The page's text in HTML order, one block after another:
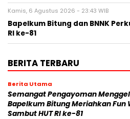
Kamis, 6 Agustus 2026 - 23:43 WIB
Bapelkum Bitung dan BNNK
RI ke-81
BERITA TERBARU
Berita Utama
Semangat Pengayoman
Bapelkum Bitung Meriahkan Fun
Sambut HUT RI ke-81